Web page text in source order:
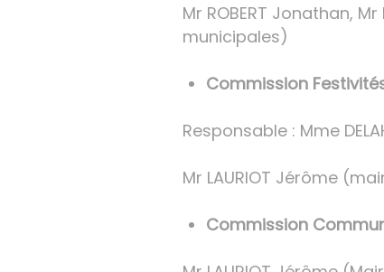
Mr ROBERT Jonathan,
municipales)
Commission
Responsable : Mme
Mr LAURIOT Jérôme
Commission